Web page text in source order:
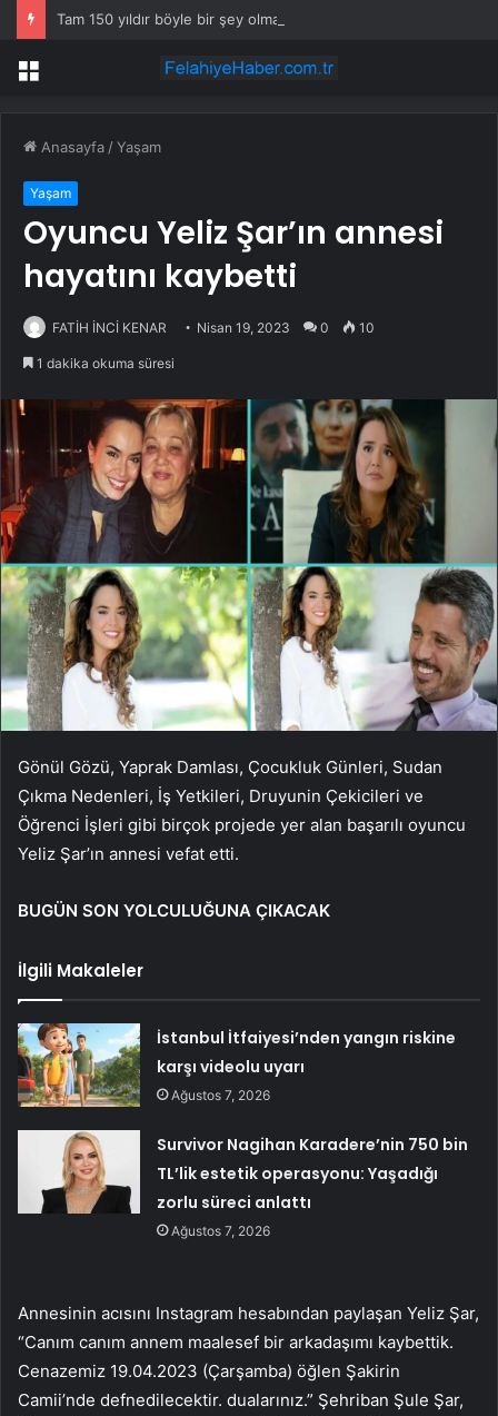
Menü
Anasayfa /Yaşam
Yaşam
Oyuncu Yeliz Şar’ın annesi
hayatını kaybetti
FATİH İNCİ KENAR Nisan 19, 2023 0 10
1 dakika okuma süresi
Gönül Gözü, Yaprak Damlası, Çocukluk Günleri, Sudan
Çıkma Nedenleri, İş Yetkileri, Druyunin Çekicileri ve
Öğrenci İşleri gibi birçok projede yer alan başarılı oyuncu
Yeliz Şar’ın annesi vefat etti.
BUGÜN SON YOLCULUĞUNA ÇIKACAK
İlgili Makaleler
İstanbul İtfaiyesi’nden yangın riskine
karşı videolu uyarı
Ağustos 7, 2026
Survivor Nagihan Karadere’nin 750 bin
TL’lik estetik operasyonu: Yaşadığı
zorlu süreci anlattı
Ağustos 7, 2026
Annesinin acısını Instagram hesabından paylaşan Yeliz Şar,
“Canım canım annem maalesef bir arkadaşımı kaybettik.
Cenazemiz 19.04.2023 (Çarşamba) öğlen Şakirin
Camii’nde defnedilecektir. dualarınız.” Şehriban Şule Şar,